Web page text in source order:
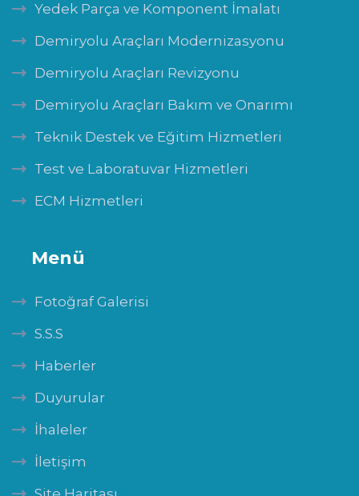
Yedek Parça ve Komponent İmalatı
Demiryolu Araçları Modernizasyonu
Demiryolu Araçları Revizyonu
Demiryolu Araçları Bakım ve Onarımı
Teknik Destek ve Eğitim Hizmetleri
Test ve Laboratuvar Hizmetleri
ECM Hizmetleri
Menü
Fotoğraf Galerisi
S.S.S
Haberler
Duyurular
İhaleler
İletişim